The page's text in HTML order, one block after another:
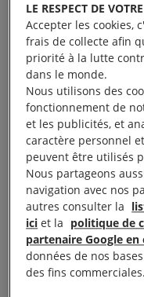
Ciné débat , film
culturel,
LE RESPECT DE
Accepter les cookies,
frais de collecte afin
priorité à la lutte
dans le monde.
Nous utilisons des
fonctionnement de
et les publicités, et
caractère personnel
peuvent être utilisés
Nous partageons
navigation avec nos
autres consulter la
ici et la politique de
partenaire Google
données de nos
des fins commerciales.